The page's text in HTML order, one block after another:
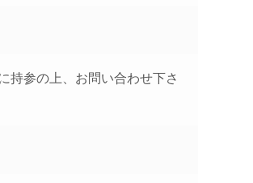
持参の上、お問い合わせ下さ